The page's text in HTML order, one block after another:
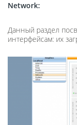
Network:
Данный раздел
интерфейсам: их